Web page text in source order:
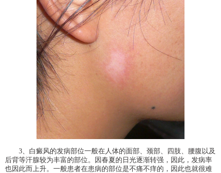
3、白癜风的发病部位一般在人体的面部、颈部、四肢、腰腹以及
后背等汗腺较为丰富的部位。因春夏的日光逐渐转强，因此，发病率
也因此而上升。一般患者在患病的部位是不痛不痒的，因此也就很难